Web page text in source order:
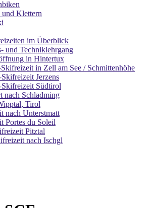
und Klettern
im Überblick
und Techniklehrgang
in Hintertux
in Zell am See / Schmittenhöhe
Jerzens
Südtirol
nach Schladming
Tirol
nach Unterstmatt
Portes du Soleil
Pitztal
nach Ischgl